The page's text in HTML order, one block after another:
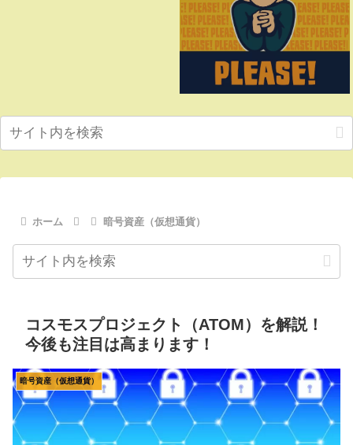
ホーム 暗号資産（仮想通貨）
コスモスプロジェクト（ATOM）を解説！
今後も注目は高まります！
暗号資産（仮想通貨）